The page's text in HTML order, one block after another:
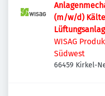
(m/w/d)
WISAG
Südwest
66459 Kirkel-